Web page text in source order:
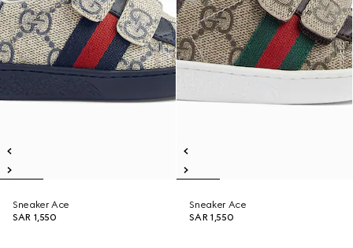
Sneaker Ace
SAR 1,550
Sneaker Ace
SAR 1,550